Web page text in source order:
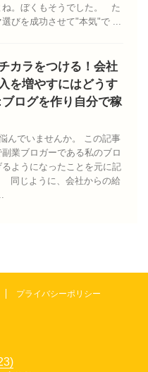
ね。ぼくもそうでした。 た
びを成功させて"本気"で ...
カラをつける！会社
を増やすにはどうす
ログを作り自分で稼
んでいませんか。 この記事
業ブロガーである私のブロ
ようになったことを元に記
同じように、会社からの給
プライバシーポリシー